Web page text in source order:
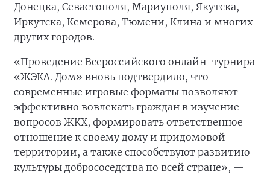
Донецка, Севастополя, Мариуполя, Якутска,
Иркутска, Кемерова, Тюмени, Клина и многих
других городов.
«Проведение Всероссийского онлайн-турнира
«ЖЭКА. Дом» вновь подтвердило, что
современные игровые форматы позволяют
эффективно вовлекать граждан в изучение
вопросов ЖКХ, формировать ответственное
отношение к своему дому и придомовой
территории, а также способствуют развитию
культуры добрососедства по всей стране», —